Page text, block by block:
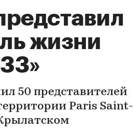
жизни
50 представителей
Paris Saint-